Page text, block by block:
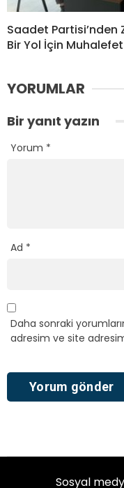
Saadet Partisi’nden
Bir Yol İçin
YORUMLAR
Bir yanıt yazın
Yorum *
Ad *
Daha sonraki
adresim ve site
Sosyal